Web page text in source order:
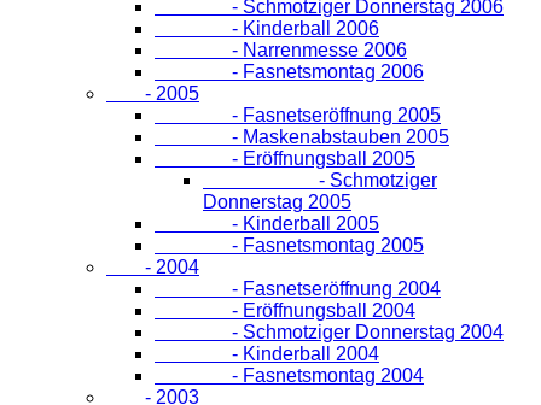
- Schmotziger Donnerstag 2006
- Kinderball 2006
- Narrenmesse 2006
- Fasnetsmontag 2006
- 2005
- Fasnetseröffnung 2005
- Maskenabstauben 2005
- Eröffnungsball 2005
- Schmotziger
Donnerstag 2005
- Kinderball 2005
- Fasnetsmontag 2005
- 2004
- Fasnetseröffnung 2004
- Eröffnungsball 2004
- Schmotziger Donnerstag 2004
- Kinderball 2004
- Fasnetsmontag 2004
- 2003